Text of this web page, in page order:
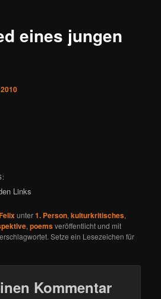
eines jungen
Links
unter1. Person,kulturkritisches,
,poemsveröffentlicht und mit
Setze ein Lesezeichen für
Kommentar